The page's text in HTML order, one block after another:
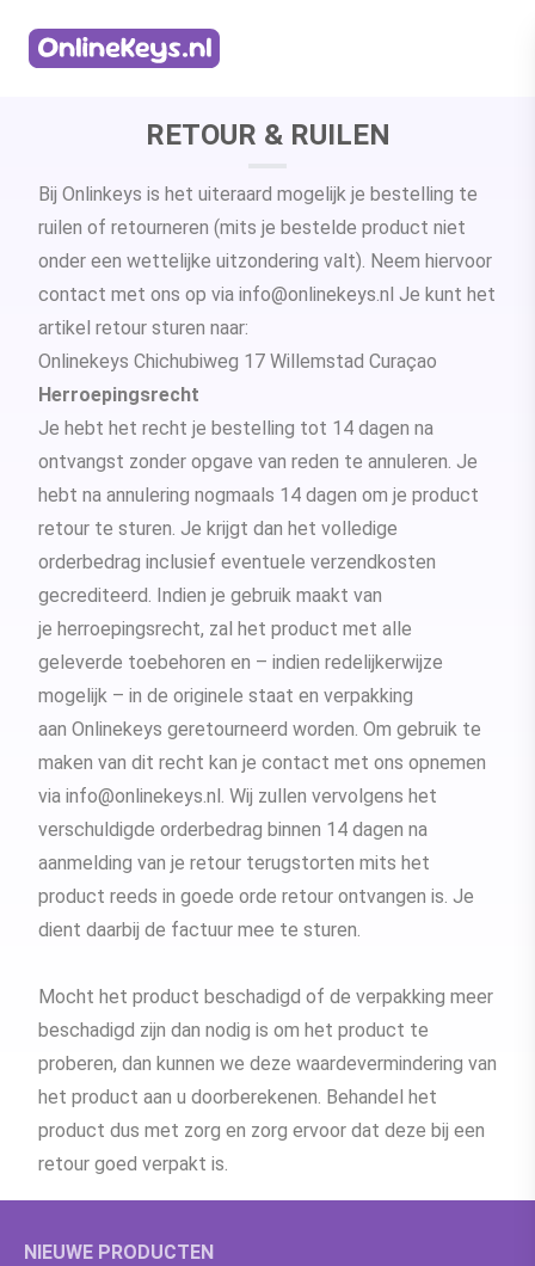
RETOUR & RUILEN
Bij Onlinkeys is het uiteraard mogelijk je bestelling te
ruilen of retourneren (mits je bestelde product niet
onder een wettelijke uitzondering valt). Neem hiervoor
contact met ons op via info@onlinekeys.nl Je kunt het
artikel retour sturen naar:
Onlinekeys Chichubiweg 17 Willemstad Curaçao
Herroepingsrecht
Je hebt het recht je bestelling tot 14 dagen na
ontvangst zonder opgave van reden te annuleren. Je
hebt na annulering nogmaals 14 dagen om je product
retour te sturen. Je krijgt dan het volledige
orderbedrag inclusief eventuele verzendkosten
gecrediteerd. Indien je gebruik maakt van
je herroepingsrecht, zal het product met alle
geleverde toebehoren en – indien redelijkerwijze
mogelijk – in de originele staat en verpakking
aan Onlinekeys geretourneerd worden. Om gebruik te
maken van dit recht kan je contact met ons opnemen
via info@onlinekeys.nl. Wij zullen vervolgens het
verschuldigde orderbedrag binnen 14 dagen na
aanmelding van je retour terugstorten mits het
product reeds in goede orde retour ontvangen is. Je
dient daarbij de factuur mee te sturen.
Mocht het product beschadigd of de verpakking meer
beschadigd zijn dan nodig is om het product te
proberen, dan kunnen we deze waardevermindering van
het product aan u doorberekenen. Behandel het
product dus met zorg en zorg ervoor dat deze bij een
retour goed verpakt is.
NIEUWE PRODUCTEN